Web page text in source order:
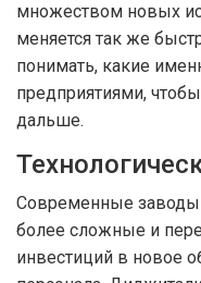
множеством новых
меняется так же
понимать, какие
предприятиями,
дальше.
Современные
более сложные и
инвестиций в новое